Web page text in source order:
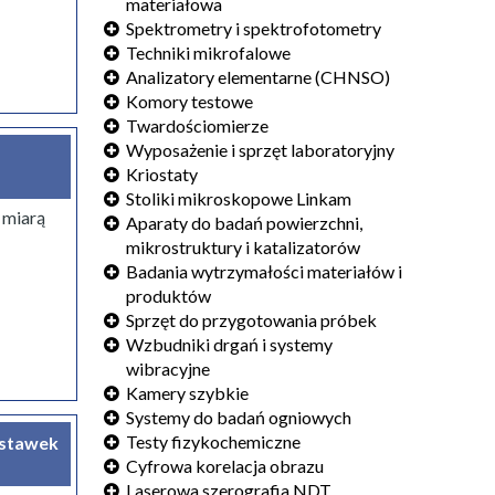
Gotowe zestawy pomiarowe
Spektroskopia Ramana
Przewody światłowodowe
Akcesoria do spektrometrów Avantes
Mikroskopy AFM serii Jupiter XR
Reometry MDR (Wulkametry)
analizatory RPA
Lepkościomierze Mooneya
i
Karty charakterystyk
i
Karty charakterystyk
i
Karty charakterystyk
i
i klimatyczne
materiałowa
Spektrometry i spektrofotometry
Techniki mikrofalowe
Analizatory elementarne (CHNSO)
Komory testowe
Twardościomierze
Wyposażenie i sprzęt laboratoryjny
Kriostaty
Stoliki mikroskopowe Linkam
Aparaty do badań powierzchni,
mikrostruktury i katalizatorów
Badania wytrzymałości materiałów i
produktów
Sprzęt do przygotowania próbek
Wzbudniki drgań i systemy
wibracyjne
Kamery szybkie
Systemy do badań ogniowych
Testy fizykochemiczne
Cyfrowa korelacja obrazu
Laserowa szerografia NDT